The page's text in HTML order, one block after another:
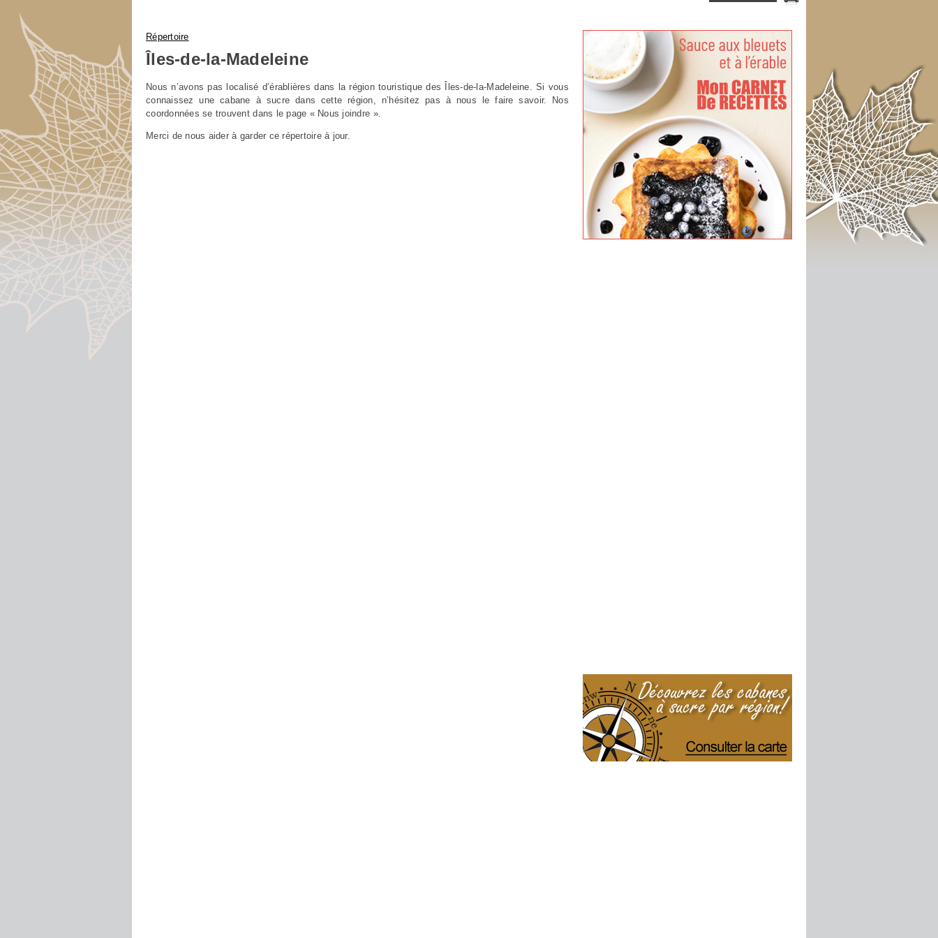
Vous êtes ici
Répertoire
Îles-de-la-Madeleine
Nous n’avons pas localisé d’érablières dans la région touristique des Îles-de-la-Madeleine. Si vous
connaissez une cabane à sucre dans cette région, n’hésitez pas à nous le faire savoir. Nos
coordonnées se trouvent dans le page « Nous joindre ».
Merci de nous aider à garder ce répertoire à jour.